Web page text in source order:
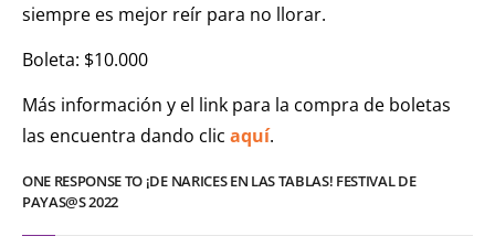
siempre es mejor reír para no llorar.
Boleta: $10.000
Más información y el link para la compra de boletas
las encuentra dando clic aquí.
ONE RESPONSE TO ¡DE NARICES EN LAS TABLAS! FESTIVAL DE
PAYAS@S 2022